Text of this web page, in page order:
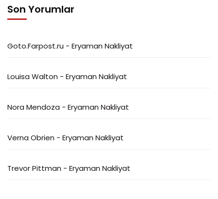
Son Yorumlar
Goto.Farpost.ru - Eryaman Nakliyat
Louisa Walton - Eryaman Nakliyat
Nora Mendoza - Eryaman Nakliyat
Verna Obrien - Eryaman Nakliyat
Trevor Pittman - Eryaman Nakliyat